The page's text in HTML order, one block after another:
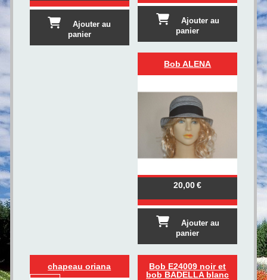
Ajouter au
panier
Ajouter au
panier
Bob ALENA
20,00€
Ajouter au
panier
chapeau oriana
Bob E24009 noir et
bob BADELLA blanc